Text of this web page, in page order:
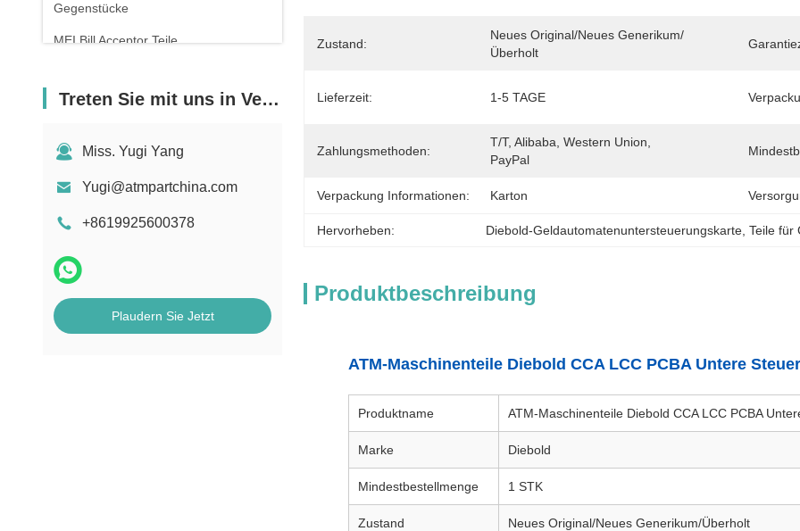
Gegenstücke
MEI Bill Acceptor Teile
Treten Sie mit uns in Verbindung
Miss. Yugi Yang
Yugi@atmpartchina.com
+8619925600378
Plaudern Sie Jetzt
Zustand:
Neues Original/Neues Generikum/
Überholt
Lieferzeit: 1-5 TAGE
Zahlungsmethoden:
T/T, Alibaba, Western Union,
PayPal
Verpackung Informationen: Karton
Hervorheben: Diebold-Geldautomatenuntersteuerungskarte, Teile für
Produktbeschreibung
ATM-Maschinenteile Diebold CCA LCC PCBA Untere
Produktname ATM-Maschinenteile Diebold CCA LCC PCBA
Marke Diebold
Mindestbestellmenge 1 STK
Zustand Neues Original/Neues Generikum/Überholt